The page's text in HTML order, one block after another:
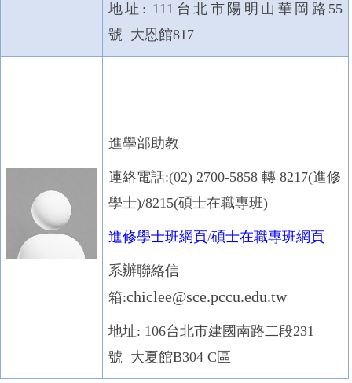
地址: 111台北市陽明山華岡路55
號 大恩館817
進學部助教
連絡電話:(02) 2700-5858 轉 8217(進修
學士)/8215(碩士在職專班)
進修學士班網頁/碩士在職專班網頁
系辦聯絡信
箱:chiclee@sce.pccu.edu.tw
地址: 106台北市建國南路二段231
號 大夏館B304 C區